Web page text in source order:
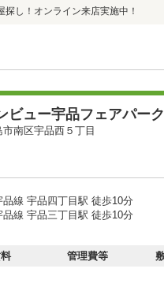
探し！オンライン来店実施中！
ビュー宇品フェアパー
南区宇品西５丁目
品線 宇品四丁目駅 徒歩10分
品線 宇品三丁目駅 徒歩10分
管理費等